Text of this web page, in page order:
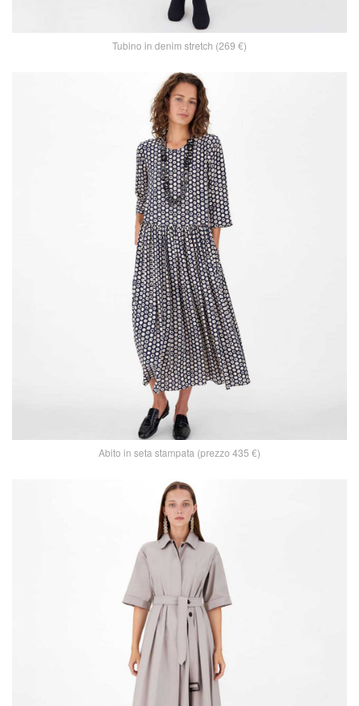
Tubino in denim stretch (269 €)
Abito in seta stampata (prezzo 435 €)